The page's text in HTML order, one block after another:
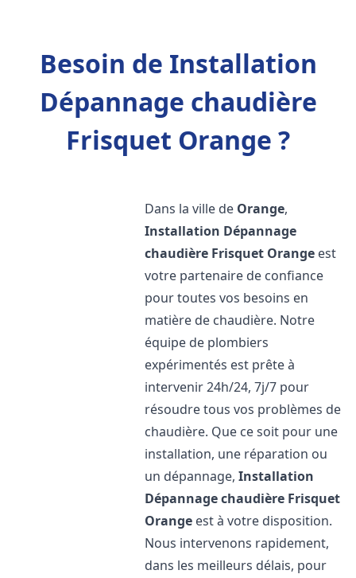
Besoin de Installation
Dépannage chaudière
Frisquet Orange ?
Dans la ville de Orange,
Installation Dépannage
chaudière Frisquet Orange est
votre partenaire de confiance
pour toutes vos besoins en
matière de chaudière. Notre
équipe de plombiers
expérimentés est prête à
intervenir 24h/24, 7j/7 pour
résoudre tous vos problèmes de
chaudière. Que ce soit pour une
installation, une réparation ou
un dépannage,Installation
Dépannage chaudière Frisquet
Orange est à votre disposition.
Nous intervenons rapidement,
dans les meilleurs délais, pour